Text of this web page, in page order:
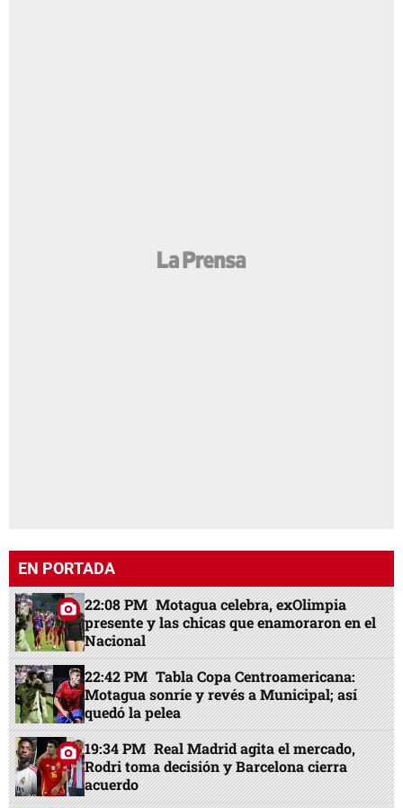
EN PORTADA
22:08 PM Motagua celebra, exOlimpia
presente y las chicas que enamoraron en el
Nacional
22:42 PM Tabla Copa Centroamericana:
Motagua sonríe y revés a Municipal; así
quedó la pelea
19:34 PM Real Madrid agita el mercado,
Rodri toma decisión y Barcelona cierra
acuerdo